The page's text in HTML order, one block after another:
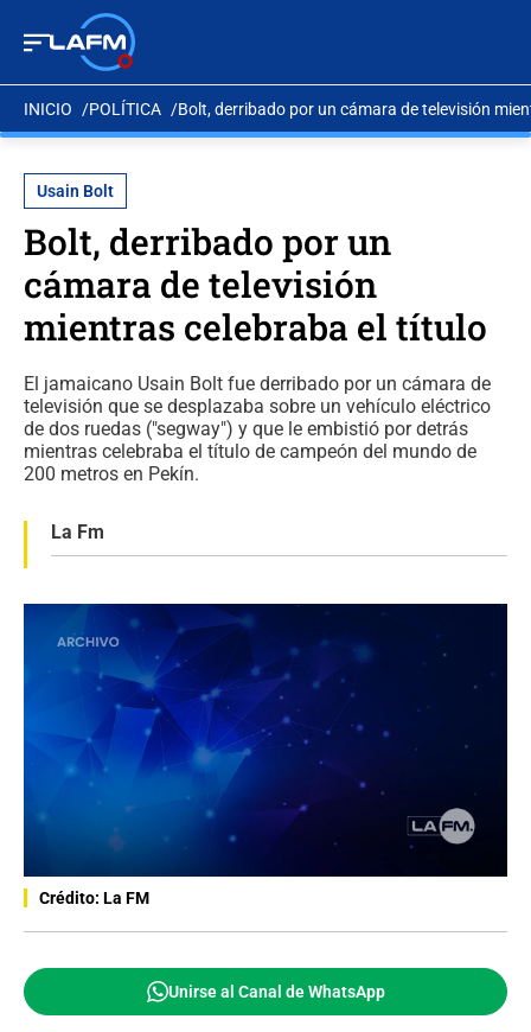
INICIO POLÍTICA Bolt, derribado por un cámara de televisión
Usain Bolt
Bolt, derribado por un
cámara de televisión
mientras celebraba el título
El jamaicano Usain Bolt fue derribado por un cámara de
televisión que se desplazaba sobre un vehículo eléctrico
de dos ruedas ("segway") y que le embistió por detrás
mientras celebraba el título de campeón del mundo de
200 metros en Pekín.
La Fm
Crédito: La FM
Unirse al Canal de WhatsApp